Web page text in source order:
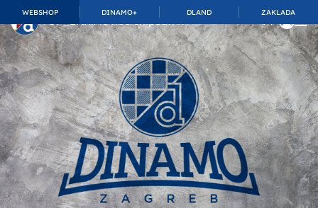
WEBSHOP DINAMO+ DLAND ZAKLADA
TOP_BAR.MembershipSuffix